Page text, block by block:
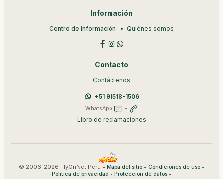
Información
Centro de información Quiénes somos
Contacto
Contáctenos
+51 91518-1506
WhatsApp +
Libro de reclamaciones
© 2006-2026 FlyOnNet Peru • Mapa del sitio• Condiciones de uso•
Política de privacidad • Protección de datos•